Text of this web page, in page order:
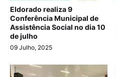
Eldorado realiza 9
Conferência Municipal de
Assistência Social no dia 10
de julho
09 Julho, 2025